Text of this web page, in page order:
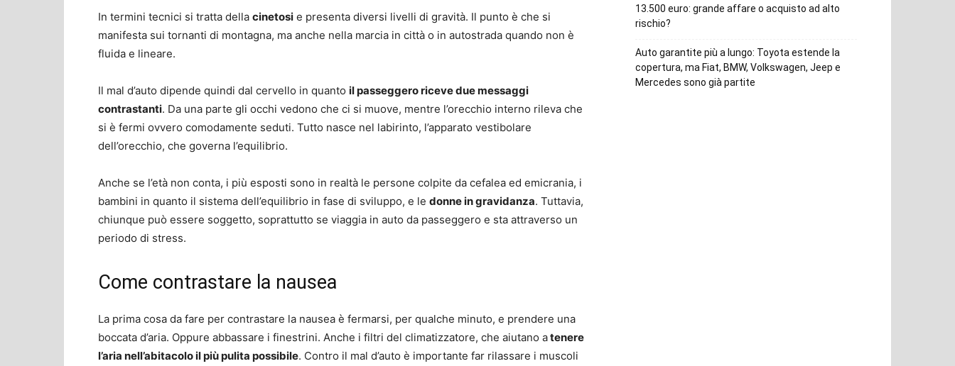
In termini tecnici si tratta della cinetosi e presenta diversi livelli di gravità. Il punto è che si
manifesta sui tornanti di montagna, ma anche nella marcia in città o in autostrada quando non è
fluida e lineare.
Il mal d’auto dipende quindi dal cervello in quanto il passeggero riceve due messaggi
contrastanti. Da una parte gli occhi vedono che ci si muove, mentre l’orecchio interno rileva che
si è fermi ovvero comodamente seduti. Tutto nasce nel labirinto, l’apparato vestibolare
dell’orecchio, che governa l’equilibrio.
Anche se l’età non conta, i più esposti sono in realtà le persone colpite da cefalea ed emicrania, i
bambini in quanto il sistema dell’equilibrio in fase di sviluppo, e le donne in gravidanza. Tuttavia,
chiunque può essere soggetto, soprattutto se viaggia in auto da passeggero e sta attraverso un
periodo di stress.
Come contrastare la nausea
La prima cosa da fare per contrastare la nausea è fermarsi, per qualche minuto, e prendere una
boccata d’aria. Oppure abbassare i finestrini. Anche i filtri del climatizzatore, che aiutano atenere
l’aria nell’abitacolo il più pulita possibile. Contro il mal d’auto è importante far rilassare i muscoli
13.500 euro: grande affare o acquisto ad alto
rischio?
Auto garantite più a lungo: Toyota estende la
copertura, ma Fiat, BMW, Volkswagen, Jeep e
Mercedes sono già partite